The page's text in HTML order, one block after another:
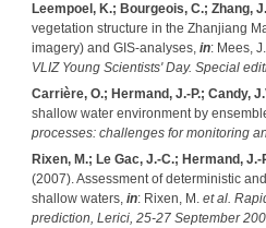
Leempoel, K.; Bourgeois, C.; Zhang,
vegetation structure in the Zhanjiang
imagery) and GIS-analyses, in: Mees, J.
VLIZ Young Scientists' Day. Special
Carrière, O.; Hermand, J.-P.; Candy,
shallow water environment by
processes: challenges for monitoring
Rixen, M.; Le Gac, J.-C.; Hermand,
(2007). Assessment of deterministic
shallow waters, in: Rixen, M. et al.
prediction, Lerici, 25-27 September